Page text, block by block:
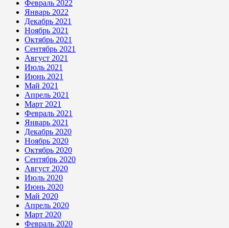
Февраль 2022
Январь 2022
Декабрь 2021
Ноябрь 2021
Октябрь 2021
Сентябрь 2021
Август 2021
Июль 2021
Июнь 2021
Май 2021
Апрель 2021
Март 2021
Февраль 2021
Январь 2021
Декабрь 2020
Ноябрь 2020
Октябрь 2020
Сентябрь 2020
Август 2020
Июль 2020
Июнь 2020
Май 2020
Апрель 2020
Март 2020
Февраль 2020